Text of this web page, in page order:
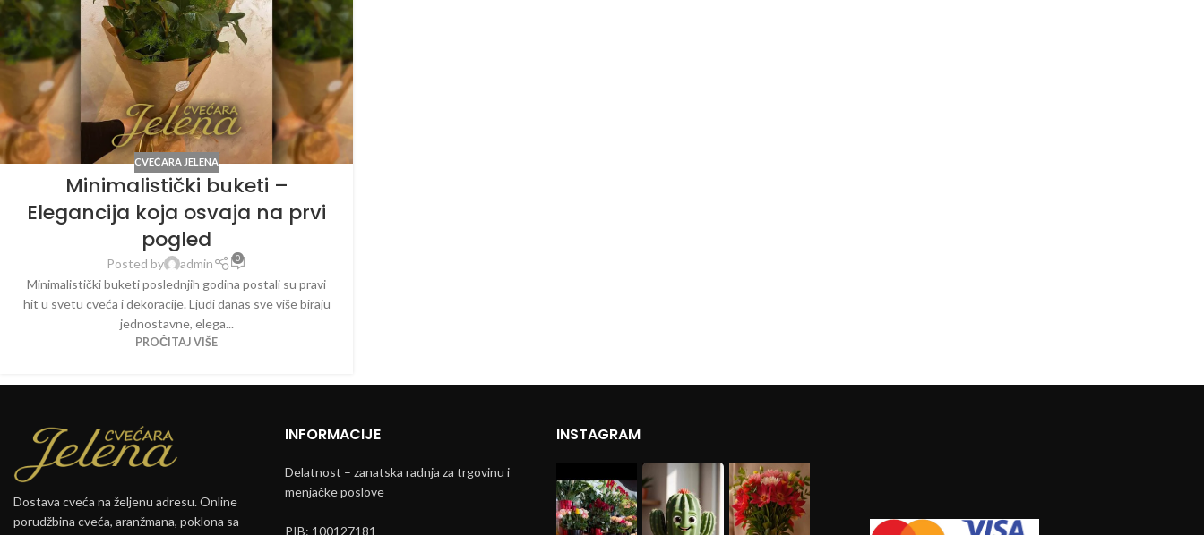
CVEĆARA JELENA
Minimalistički buketi –
Elegancija koja osvaja na prvi
pogled
Posted by admin 0
Minimalistički buketi poslednjih godina postali su pravi
hit u svetu cveća i dekoracije. Ljudi danas sve više biraju
jednostavne, elega...
PROČITAJ VIŠE
Dostava cveća na željenu adresu. Online
porudžbina cveća, aranžmana, poklona sa
INFORMACIJE
Delatnost – zanatska radnja za trgovinu i
menjačke poslove
PIB: 100127181
INSTAGRAM